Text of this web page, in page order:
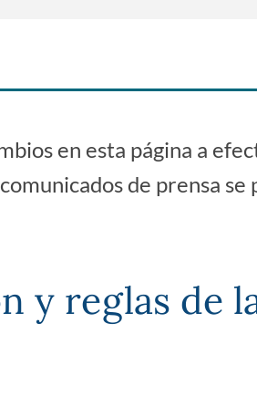
en esta página a
de prensa se
y reglas de